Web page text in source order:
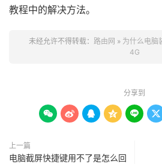
教程中的解决方法。
未经允许不得转载： 路由网 » 为什么电脑
4G
分享到
     
上一篇
电脑截屏快捷键用不了是怎么回